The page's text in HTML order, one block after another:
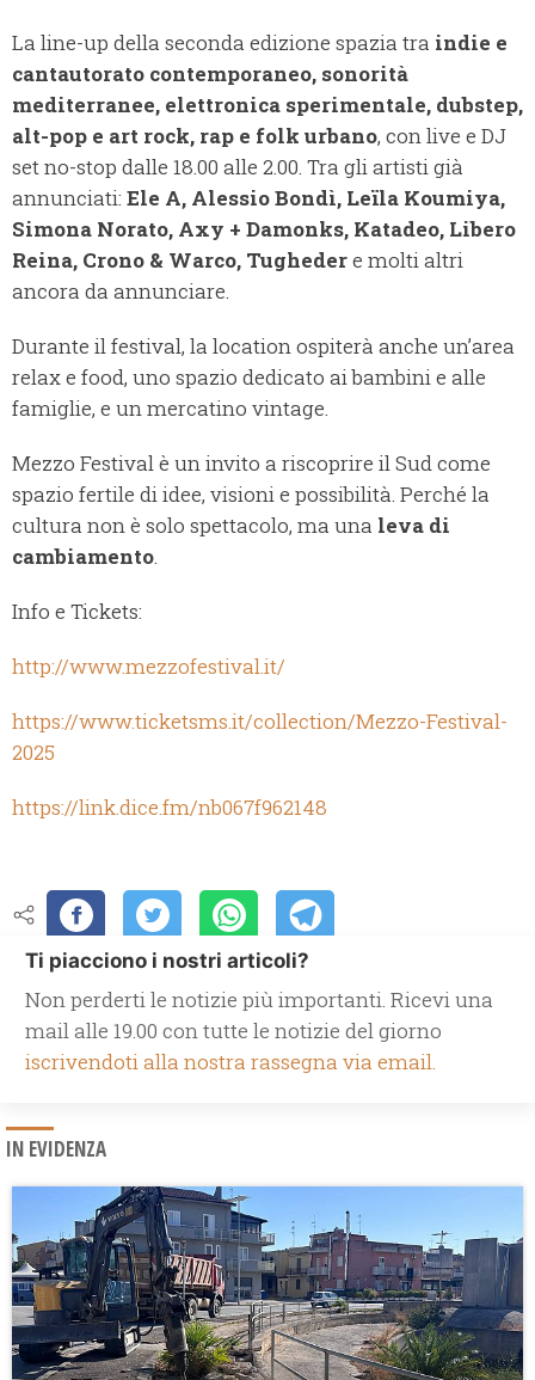
La line-up della seconda edizione spazia tra indie e
cantautorato contemporaneo, sonorità
mediterranee, elettronica sperimentale, dubstep,
alt-pop e art rock, rap e folk urbano, con live e DJ
set no-stop dalle 18.00 alle 2.00. Tra gli artisti già
annunciati: Ele A, Alessio Bondì, Leïla Koumiya,
Simona Norato, Axy + Damonks, Katadeo, Libero
Reina, Crono & Warco, Tughedere molti altri
ancora da annunciare.
Durante il festival, la location ospiterà anche un’area
relax e food, uno spazio dedicato ai bambini e alle
famiglie, e un mercatino vintage.
Mezzo Festival è un invito a riscoprire il Sud come
spazio fertile di idee, visioni e possibilità. Perché la
cultura non è solo spettacolo, ma una leva di
cambiamento.
Info e Tickets:
http://www.mezzofestival.it/
https://www.ticketsms.it/collection/Mezzo-Festival-
2025
https://link.dice.fm/nb067f962148
Ti piacciono i nostri articoli?
Non perderti le notizie più importanti. Ricevi una
mail alle 19.00 con tutte le notizie del giorno
iscrivendoti alla nostra rassegna via email.
IN EVIDENZA